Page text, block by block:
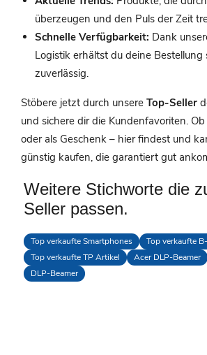
überzeugen und den Puls der Zeit
Schnelle Verfügbarkeit: Dank
Logistik erhältst du deine Bestellung
zuverlässig.
Stöbere jetzt durch unsere Top-Seller
und sichere dir die Kundenfavoriten.
oder als Geschenk – hier findest und
günstig kaufen, die garantiert gut
Weitere Stichworte die
Seller passen.
Top verkaufte Smartphones
Top verkaufte
Top verkaufte TP Artikel
Acer DLP-Beamer
DLP-Beamer